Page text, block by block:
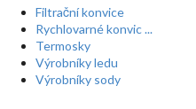
Filtrační konvice
Rychlovarné konvic ...
Termosky
Výrobníky ledu
Výrobníky sody